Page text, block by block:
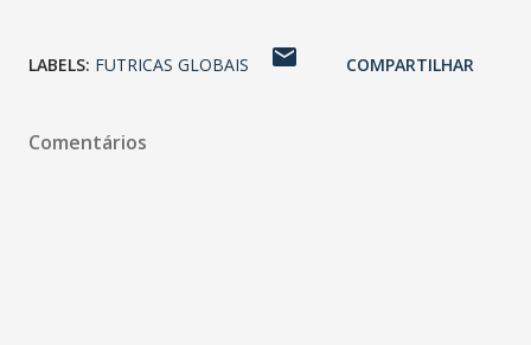
LABELS: FUTRICAS GLOBAIS COMPARTILHAR
Comentários